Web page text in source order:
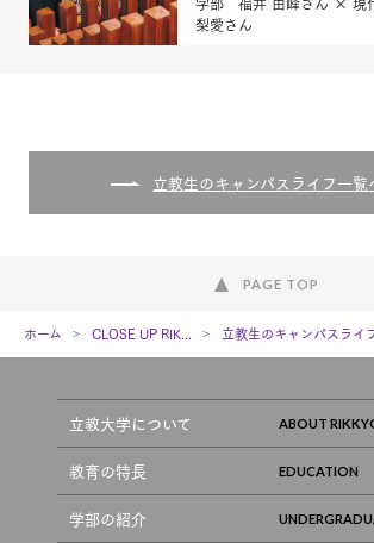
梨愛さん
立教生のキャンパスライフ一覧
PAGE TOP
ホーム CLOSE UP RIK... 立教生のキャンパスライ
立教大学について
教育の特長
学部の紹介